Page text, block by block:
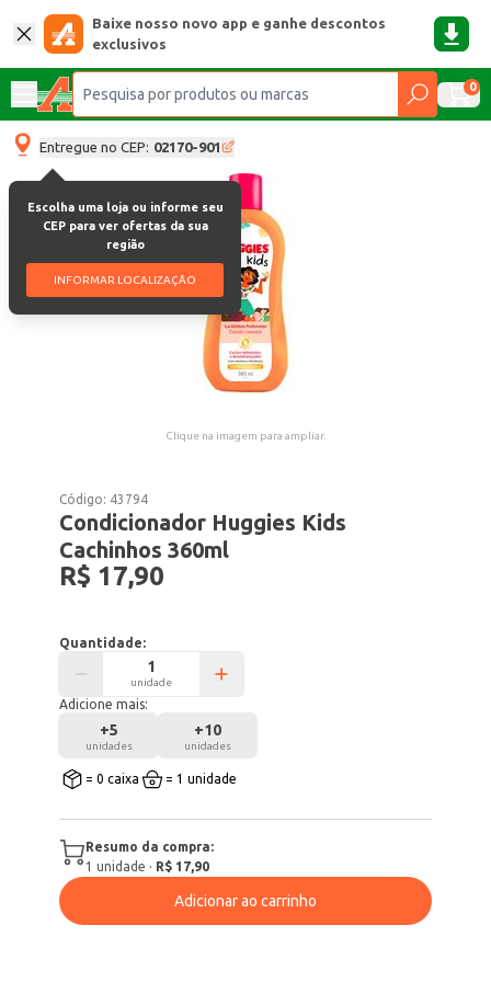
Baixe nosso novo app e ganhe descontos
exclusivos
0
Entregue no CEP: 02170-901
Escolha uma loja ou informe seu
CEP para ver ofertas da sua
região
INFORMAR LOCALIZAÇÃO
Clique na imagem para ampliar.
Código: 43794
Condicionador Huggies Kids
Cachinhos 360ml
R$ 17,90
Quantidade:
unidade
Adicione mais:
+5
unidades
+10
unidades
= 0 caixa = 1 unidade
Resumo da compra:
1 unidade · R$ 17,90
Adicionar ao carrinho